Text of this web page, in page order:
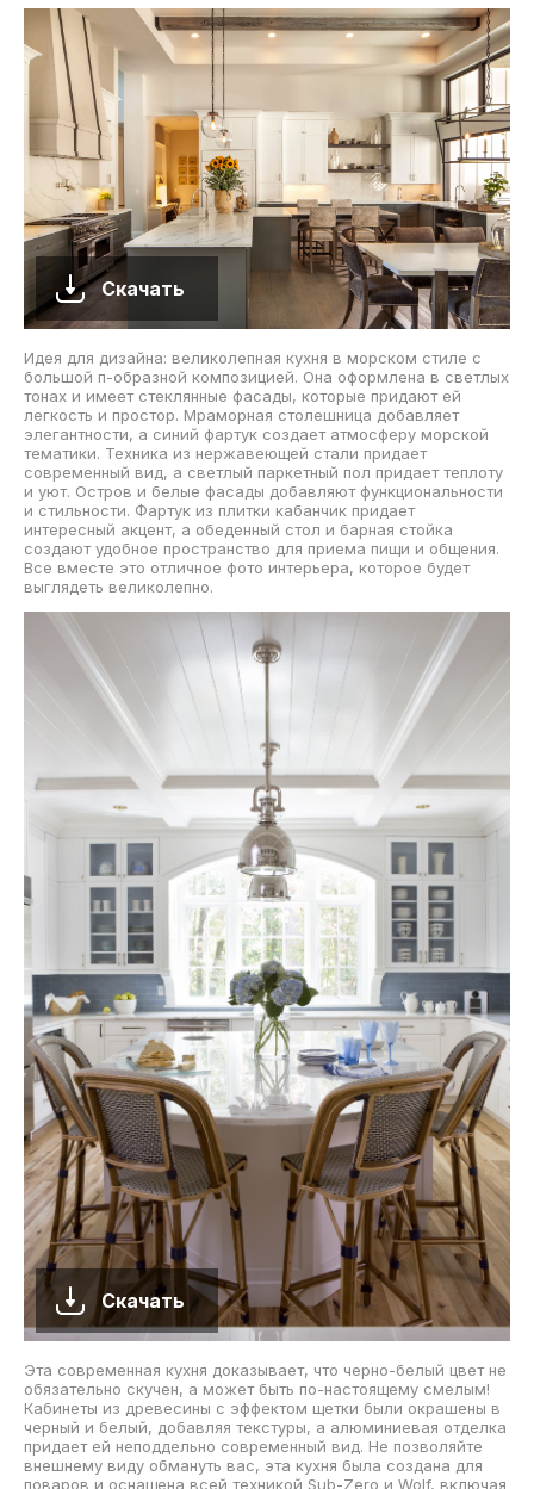
Скачать
Идея для дизайна: великолепная кухня в морском стиле с
большой п-образной композицией. Она оформлена в светлых
тонах и имеет стеклянные фасады, которые придают ей
легкость и простор. Мраморная столешница добавляет
элегантности, а синий фартук создает атмосферу морской
тематики. Техника из нержавеющей стали придает
современный вид, а светлый паркетный пол придает теплоту
и уют. Остров и белые фасады добавляют функциональности
и стильности. Фартук из плитки кабанчик придает
интересный акцент, а обеденный стол и барная стойка
создают удобное пространство для приема пищи и общения.
Все вместе это отличное фото интерьера, которое будет
выглядеть великолепно.
Скачать
Эта современная кухня доказывает, что черно-белый цвет не
обязательно скучен, а может быть по-настоящему смелым!
Кабинеты из древесины с эффектом щетки были окрашены в
черный и белый, добавляя текстуры, а алюминиевая отделка
придает ей неподдельно современный вид. Не позволяйте
внешнему виду обмануть вас, эта кухня была создана для
поваров и оснащена всей техникой Sub-Zero и Wolf, включая